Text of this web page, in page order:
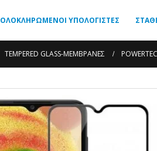
ΟΛΟΚΛΗΡΩΜΈΝΟΙ ΥΠΟΛΟΓΙΣΤΈΣ
TEMPERED GLASS-ΜΕΜΒΡΆΝΕΣ